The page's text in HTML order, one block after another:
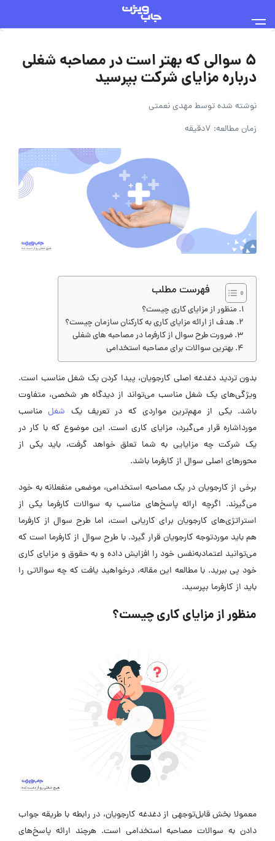
5 سوالی که بهتر است در مصاحبه شغلی
درباره مزایای شرکت بپرسید
نوشته شده توسطمهدی نعمتی
زمان مطالعه: 7دقیقه
فهرست مطلب
منظور از مزایای کاری چیست؟
هدف از ارائه مزایای کاری به کارکنان سازمان چیست؟
ضرورت طرح سوال از کارفرما در مصاحبه های شغلی
بهترین سوالات برای مصاحبه استخدامی
بدون تردید دغدغه‌ اصلی کارجویان، پیدا کردن یک شغل مناسب است.
ویژگی‌های یک شغل مناسب می‌تواند از دیدگاه هر شخصی، متفاوت
باشد. یکی از مهم‌ترین مواردی که در تعریف یک شغلمناسب
مورداشاره قرار می‌گیرد، مزایای کاری است. این موضوع که با کار در
یک شرکت چه مزایایی به شما تعلق خواهد گرفت، باید یکی از
محورهای اصلی سوال از کارفرما باشد.
برخی از کارجویان در یک مصاحبه استخدامی، موضعی منفعلانه به خود
می‌گیرند. اگرچه ارائه پاسخ‌های مناسب به سوالات کارفرما یکی از
استراتژی‌های کارجویان برای کاریابی است، اما طرح سوال از کارفرما
هم باید موردتوجه کارجویان قرار گیرد. با طرح سوال از کارفرما است که
می‌توانید اعتمادبه‌نفس خود را افزایش داده و به حقوق و مزایای کاری
خود پی ببرید. با مطالعه این مقاله، درخواهید یافت که چه سوالاتی را
باید از کارفرما بپرسید.
منظور از مزایای کاری چیست؟
معمولا بخش قابل‌توجهی از دغدغه کارجویان، در رابطه با طریقه جواب
دادن به سوالات مصاحبه استخدامی است. هرچند ارائه پاسخ‌های